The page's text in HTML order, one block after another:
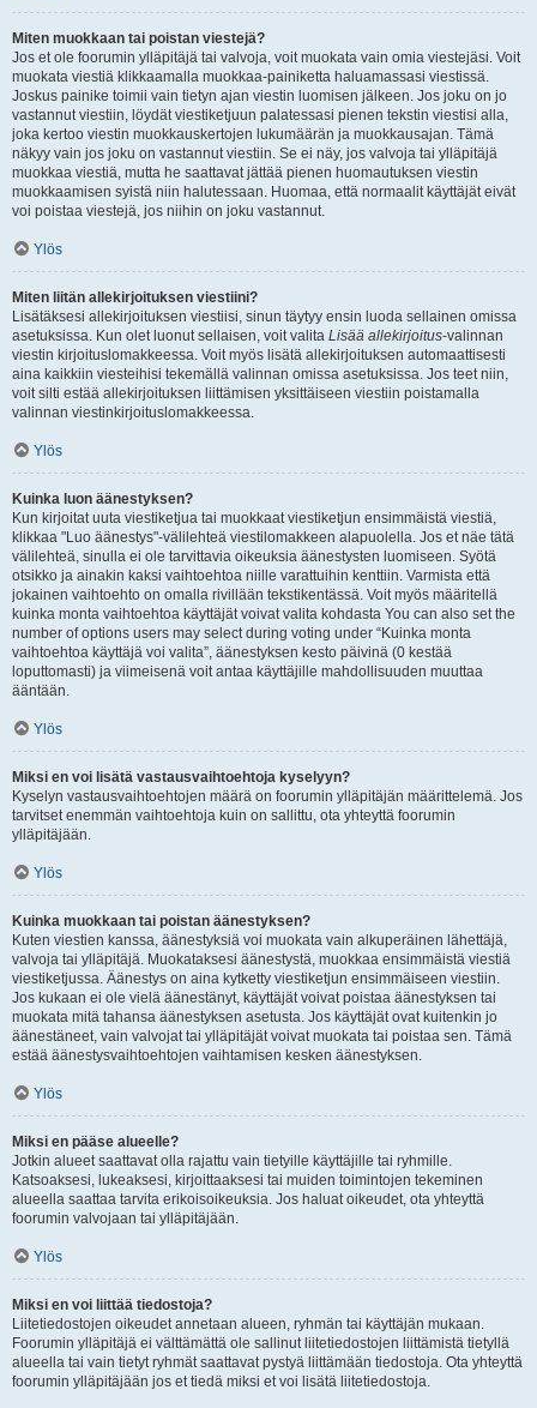
Miten muokkaan tai poistan viestejä?
Jos et ole foorumin ylläpitäjä tai valvoja, voit muokata vain omia viestejäsi. Voit
muokata viestiä klikkaamalla muokkaa-painiketta haluamassasi viestissä.
Joskus painike toimii vain tietyn ajan viestin luomisen jälkeen. Jos joku on jo
vastannut viestiin, löydät viestiketjuun palatessasi pienen tekstin viestisi alla,
joka kertoo viestin muokkauskertojen lukumäärän ja muokkausajan. Tämä
näkyy vain jos joku on vastannut viestiin. Se ei näy, jos valvoja tai ylläpitäjä
muokkaa viestiä, mutta he saattavat jättää pienen huomautuksen viestin
muokkaamisen syistä niin halutessaan. Huomaa, että normaalit käyttäjät eivät
voi poistaa viestejä, jos niihin on joku vastannut.
Ylös
Miten liitän allekirjoituksen viestiini?
Lisätäksesi allekirjoituksen viestiisi, sinun täytyy ensin luoda sellainen omissa
asetuksissa. Kun olet luonut sellaisen, voit valita Lisää allekirjoitus-valinnan
viestin kirjoituslomakkeessa. Voit myös lisätä allekirjoituksen automaattisesti
aina kaikkiin viesteihisi tekemällä valinnan omissa asetuksissa. Jos teet niin,
voit silti estää allekirjoituksen liittämisen yksittäiseen viestiin poistamalla
valinnan viestinkirjoituslomakkeessa.
Ylös
Kuinka luon äänestyksen?
Kun kirjoitat uuta viestiketjua tai muokkaat viestiketjun ensimmäistä viestiä,
klikkaa "Luo äänestys"-välilehteä viestilomakkeen alapuolella. Jos et näe tätä
välilehteä, sinulla ei ole tarvittavia oikeuksia äänestysten luomiseen. Syötä
otsikko ja ainakin kaksi vaihtoehtoa niille varattuihin kenttiin. Varmista että
jokainen vaihtoehto on omalla rivillään tekstikentässä. Voit myös määritellä
kuinka monta vaihtoehtoa käyttäjät voivat valita kohdasta You can also set the
number of options users may select during voting under “Kuinka monta
vaihtoehtoa käyttäjä voi valita”, äänestyksen kesto päivinä (0 kestää
loputtomasti) ja viimeisenä voit antaa käyttäjille mahdollisuuden muuttaa
ääntään.
Ylös
Miksi en voi lisätä vastausvaihtoehtoja kyselyyn?
Kyselyn vastausvaihtoehtojen määrä on foorumin ylläpitäjän määrittelemä. Jos
tarvitset enemmän vaihtoehtoja kuin on sallittu, ota yhteyttä foorumin
ylläpitäjään.
Ylös
Kuinka muokkaan tai poistan äänestyksen?
Kuten viestien kanssa, äänestyksiä voi muokata vain alkuperäinen lähettäjä,
valvoja tai ylläpitäjä. Muokataksesi äänestystä, muokkaa ensimmäistä viestiä
viestiketjussa. Äänestys on aina kytketty viestiketjun ensimmäiseen viestiin.
Jos kukaan ei ole vielä äänestänyt, käyttäjät voivat poistaa äänestyksen tai
muokata mitä tahansa äänestyksen asetusta. Jos käyttäjät ovat kuitenkin jo
äänestäneet, vain valvojat tai ylläpitäjät voivat muokata tai poistaa sen. Tämä
estää äänestysvaihtoehtojen vaihtamisen kesken äänestyksen.
Ylös
Miksi en pääse alueelle?
Jotkin alueet saattavat olla rajattu vain tietyille käyttäjille tai ryhmille.
Katsoaksesi, lukeaksesi, kirjoittaaksesi tai muiden toimintojen tekeminen
alueella saattaa tarvita erikoisoikeuksia. Jos haluat oikeudet, ota yhteyttä
foorumin valvojaan tai ylläpitäjään.
Ylös
Miksi en voi liittää tiedostoja?
Liitetiedostojen oikeudet annetaan alueen, ryhmän tai käyttäjän mukaan.
Foorumin ylläpitäjä ei välttämättä ole sallinut liitetiedostojen liittämistä tietyllä
alueella tai vain tietyt ryhmät saattavat pystyä liittämään tiedostoja. Ota yhteyttä
foorumin ylläpitäjään jos et tiedä miksi et voi lisätä liitetiedostoja.